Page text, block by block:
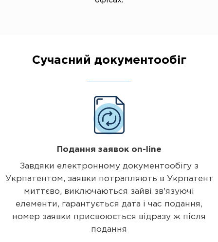
Сучасний документообіг
Подання заявок on-line
Завдяки електронному документообігу з
Укрпатентом, заявки потрапляють в Укрпатент
миттєво, виключаються зайві зв'язуючі
елементи, гарантується дата і час подання,
номер заявки присвоюється відразу ж після
подання